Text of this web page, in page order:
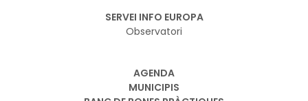
SERVEI INFO EUROPA
Observatori
AGENDA
MUNICIPIS